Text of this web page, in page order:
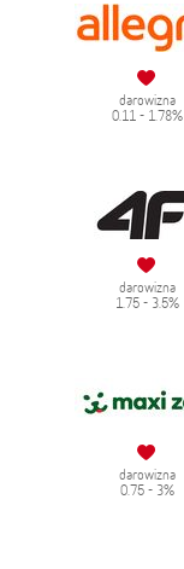
darowizna
0.11 - 1.78%
darowizna
1.75 - 3.5%
darowizna
0.75 - 3%